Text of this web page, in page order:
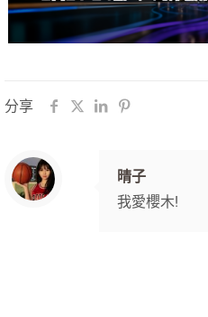
分享
晴子
我愛櫻木!